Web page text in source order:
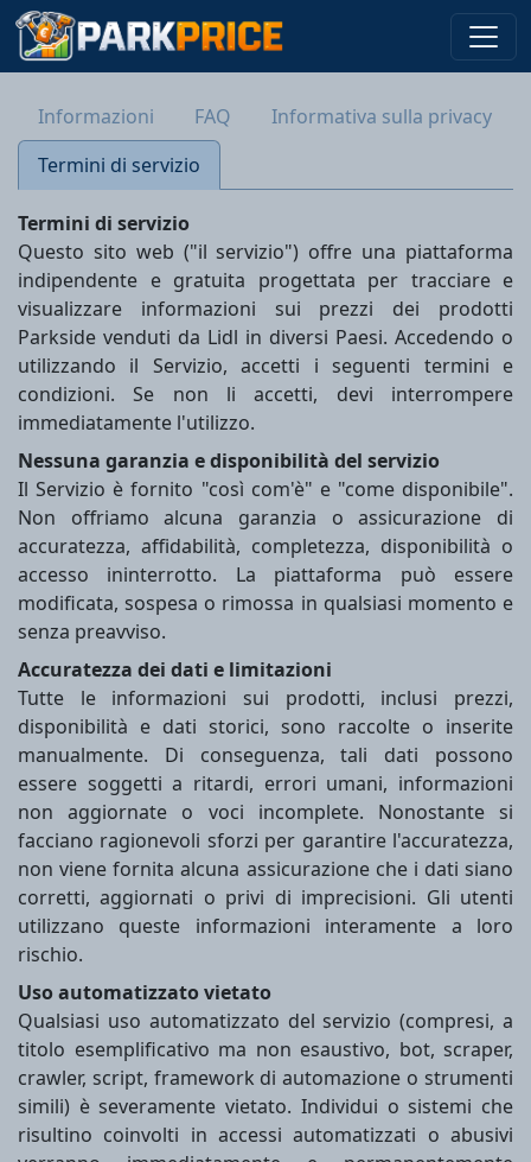
Informazioni FAQ
Informativa sulla privacy
Termini di servizio
Termini di servizio
Questo sito web ("il servizio") offre una piattaforma
indipendente e gratuita progettata per tracciare e
visualizzare informazioni sui prezzi dei prodotti
Parkside venduti da Lidl in diversi Paesi. Accedendo o
utilizzando il Servizio, accetti i seguenti termini e
condizioni. Se non li accetti, devi interrompere
immediatamente l'utilizzo.
Nessuna garanzia e disponibilità del servizio
Il Servizio è fornito "così com'è" e "come disponibile".
Non offriamo alcuna garanzia o assicurazione di
accuratezza, affidabilità, completezza, disponibilità o
accesso ininterrotto. La piattaforma può essere
modificata, sospesa o rimossa in qualsiasi momento e
senza preavviso.
Accuratezza dei dati e limitazioni
Tutte le informazioni sui prodotti, inclusi prezzi,
disponibilità e dati storici, sono raccolte o inserite
manualmente. Di conseguenza, tali dati possono
essere soggetti a ritardi, errori umani, informazioni
non aggiornate o voci incomplete. Nonostante si
facciano ragionevoli sforzi per garantire l'accuratezza,
non viene fornita alcuna assicurazione che i dati siano
corretti, aggiornati o privi di imprecisioni. Gli utenti
utilizzano queste informazioni interamente a loro
rischio.
Uso automatizzato vietato
Qualsiasi uso automatizzato del servizio (compresi, a
titolo esemplificativo ma non esaustivo, bot, scraper,
crawler, script, framework di automazione o strumenti
simili) è severamente vietato. Individui o sistemi che
risultino coinvolti in accessi automatizzati o abusivi